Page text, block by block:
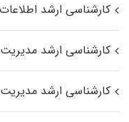
کارشناسی ارشد اطلاعات
کارشناسی ارشد مدیریت
کارشناسی ارشد مدیریت